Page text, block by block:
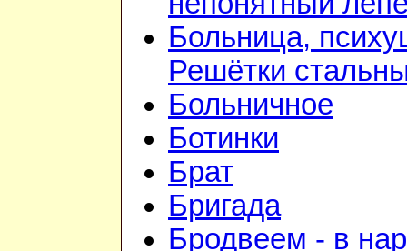
Больница,
Решётки
Больничное
Ботинки
Брат
Бригада
Бродвеем - в